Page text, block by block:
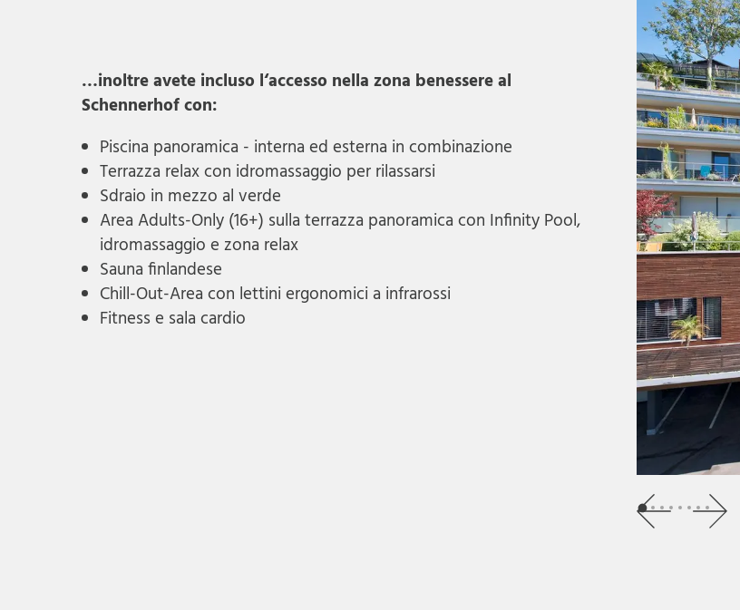
…inoltre avete incluso l‘accesso nella zona benessere al
Schennerhof con:
Piscina panoramica - interna ed esterna in combinazione
Terrazza relax con idromassaggio per rilassarsi
Sdraio in mezzo al verde
Area Adults-Only (16+) sulla terrazza panoramica con Infinity Pool,
idromassaggio e zona relax
Sauna finlandese
Chill-Out-Area con lettini ergonomici a infrarossi
Fitness e sala cardio